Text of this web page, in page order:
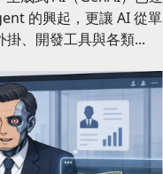
的興起，更讓 AI 從單
、開發工具與各類...